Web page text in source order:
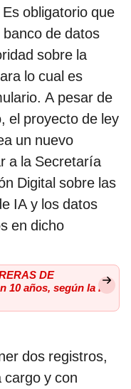
obligatorio que
de datos
sobre la
lo cual es
A pesar de
el proyecto de ley
un nuevo
a la Secretaría
Digital sobre las
IA y los datos
en dicho
DE
10 años, según la IA:
dos registros,
y con